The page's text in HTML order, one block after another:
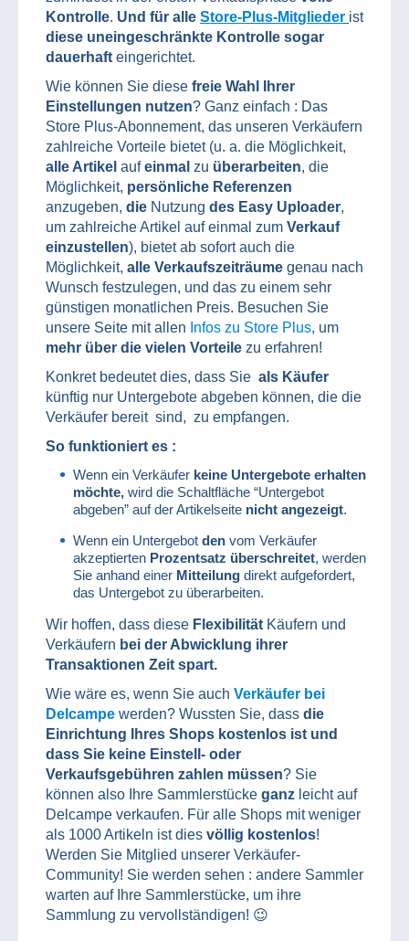
Kontrolle. Und für alle Store-Plus-Mitglieder ist
diese uneingeschränkte Kontrolle sogar
dauerhaft eingerichtet.
Wie können Sie diese freie Wahl Ihrer
Einstellungen nutzen? Ganz einfach : Das
Store Plus-Abonnement, das unseren Verkäufern
zahlreiche Vorteile bietet (u. a. die Möglichkeit,
alle Artikel aufeinmal zu überarbeiten, die
Möglichkeit, persönliche Referenzen
anzugeben, die Nutzung des Easy Uploader,
um zahlreiche Artikel auf einmal zum Verkauf
einzustellen), bietet ab sofort auch die
Möglichkeit, alle Verkaufszeiträume genau nach
Wunsch festzulegen, und das zu einem sehr
günstigen monatlichen Preis. Besuchen Sie
unsere Seite mit allen Infos zu Store Plus, um
mehr über die vielen Vorteile zu erfahren!
Konkret bedeutet dies, dass Sie als Käufer
künftig nur Untergebote abgeben können, die die
Verkäufer bereit sind, zu empfangen.
So funktioniert es :
Wenn ein Verkäufer keine Untergebote erhalten
möchte, wird die Schaltfläche “Untergebot
abgeben” auf der Artikelseite nicht angezeigt.
Wenn ein Untergebot den vom Verkäufer
akzeptierten Prozentsatz überschreitet, werden
Sie anhand einer Mitteilung direkt aufgefordert,
das Untergebot zu überarbeiten.
Wir hoffen, dass diese Flexibilität Käufern und
Verkäufern bei der Abwicklung ihrer
Transaktionen Zeit spart.
Wie wäre es, wenn Sie auch Verkäufer bei
Delcampe werden? Wussten Sie, dass die
Einrichtung Ihres Shops kostenlos ist und
dass Sie keine Einstell- oder
Verkaufsgebühren zahlen müssen? Sie
können also Ihre Sammlerstücke ganz leicht auf
Delcampe verkaufen. Für alle Shops mit weniger
als 1000 Artikeln ist dies völlig kostenlos!
Werden Sie Mitglied unserer Verkäufer-
Community! Sie werden sehen : andere Sammler
warten auf Ihre Sammlerstücke, um ihre
Sammlung zu vervollständigen! 😉